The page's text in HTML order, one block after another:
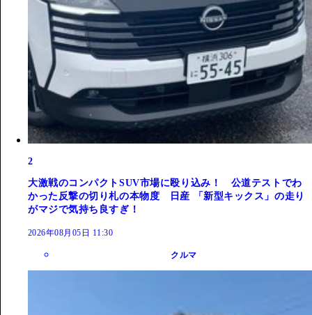
2
大激戦のコンパクトSUV市場に殴り込み！ 公道テストでわ
かった反撃の切り札の本物度 日産 「新型キックス」の走り
がマジで気持ち良すぎ！
2026年08月05日 11:30
クルマ